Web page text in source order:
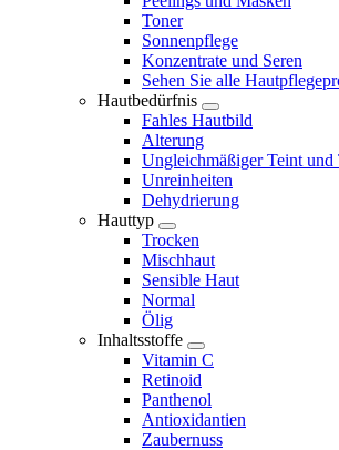
Toner
Sonnenpflege
Konzentrate und Seren
Sehen Sie alle
Hautbedürfnis
Fahles Hautbild
Alterung
Ungleichmäßiger Teint und
Unreinheiten
Dehydrierung
Hauttyp
Trocken
Mischhaut
Sensible Haut
Normal
Ölig
Inhaltsstoffe
Vitamin C
Retinoid
Panthenol
Antioxidantien
Zaubernuss